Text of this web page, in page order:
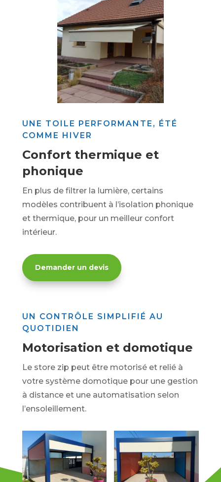
UNE TOILE PERFORMANTE, ÉTÉ
COMME HIVER
Confort thermique et
phonique
En plus de filtrer la lumière, certains
modèles contribuent à l’isolation phonique
et thermique, pour un meilleur confort
intérieur.
Demander un devis
UN CONTRÔLE SIMPLIFIÉ AU
QUOTIDIEN
Motorisation et domotique
Le store zip peut être motorisé et relié à
votre système domotique pour une gestion
à distance et une automatisation selon
l’ensoleillement.